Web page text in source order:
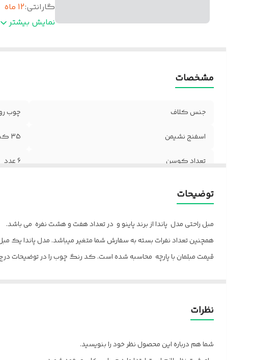
گارانتی:12 ماه
خدمات پس از
نمایش بیشتر
مشخصات
جنس کلاف چوب
اسفنج نشیمن 35 کیلویی
تعداد کوسن 6 عدد
توضیحات
مبل راحتی مدل پاندا از برند پاینو و در تعداد هفت و هشت نفره می باشد.
همچنین تعداد نفرات بسته به سفارش شما متغیر میباشد. مدل پاندا یک
قیمت مبلمان با پارچه محاسبه شده است. کد رنگ چوب را در توضیحات درج
ارسال از تهران و قزوین به سراسر کشور
پالونیا برای خانه، برای محل کار
نظرات
شما هم درباره این محصول نظر خود را بنویسید.